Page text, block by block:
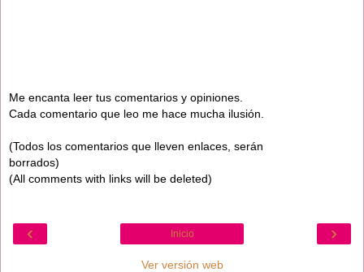
Me encanta leer tus comentarios y opiniones.
Cada comentario que leo me hace mucha ilusión.
(Todos los comentarios que lleven enlaces, serán
borrados)
(All comments with links will be deleted)
‹ ›
Inicio
Ver versión web